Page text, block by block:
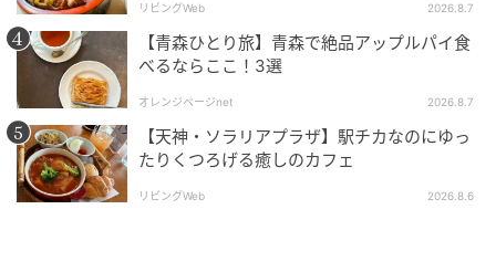
出典：リビング神戸・阪神間Web
人気No.1の赤玉（頑固）のクリームパン（280円）、
リビングWeb 2026.8.7
【青森ひとり旅】青森で絶品アップルパイ食
べるならここ！3選
オレンジページnet 2026.8.7
【天神・ソラリアプラザ】駅チカなのにゆっ
たりくつろげる癒しのカフェ
リビングWeb 2026.8.6